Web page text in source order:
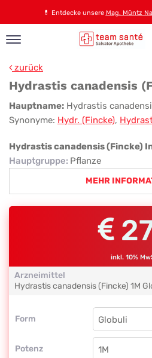
💊 Entdecke unsere Mag. Müntz
zurück
Hydrastis canadensis
Hydrastis
canadensis
(Fincke)
Hauptname: Hydrastis
Synonyme: Hydr. (Fincke),
Hydrastis canadensis (Fincke)
Hauptgruppe: Pflanze
MEHR
inkl. 10%
Arzneimittel
Hydrastis canadensis (Fincke) 1M
Form
Form
Potenz
Globuli
1M